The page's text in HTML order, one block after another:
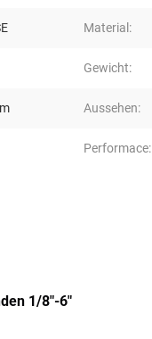
Material:
Gewicht:
Aussehen:
Performace:
1/8"-6"